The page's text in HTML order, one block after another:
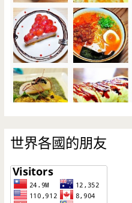
世界各國的朋友